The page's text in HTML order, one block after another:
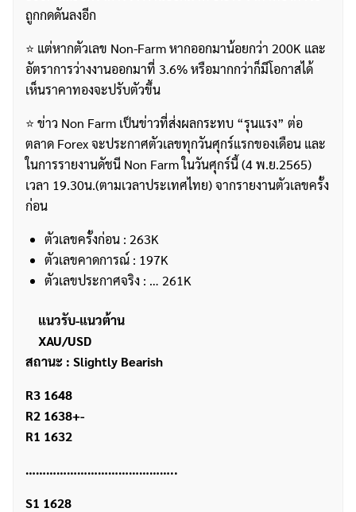
ถูกกดดันลงอีก
⭐️ แต่หากตัวเลข Non-Farm หากออกมาน้อยกว่า 200K และ
อัตราการว่างงานออกมาที่ 3.6% หรือมากกว่าก็มีโอกาสได้
เห็นราคาทองจะปรับตัวขึ้น
⭐️ ข่าว Non Farm เป็นข่าวที่ส่งผลกระทบ “รุนแรง” ต่อ
ตลาด Forex จะประกาศตัวเลขทุกวันศุกร์แรกของเดือน และ
ในการรายงานดัชนี Non Farm ในวันศุกร์นี้ (4 พ.ย.2565)
เวลา 19.30น.(ตามเวลาประเทศไทย) จากรายงานตัวเลขครั้ง
ก่อน
ตัวเลขครั้งก่อน : 263K
ตัวเลขคาดการณ์ : 197K
ตัวเลขประกาศจริง : … 261K
แนวรับ-แนวต้าน
XAU/USD
สถานะ : Slightly Bearish
R3 1648
R2 1638+-
R1 1632
……………………………………..
S1 1628